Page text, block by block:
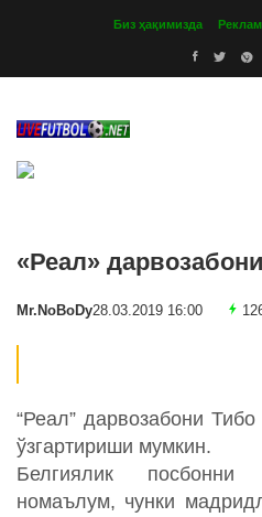
Биз ҳақимизда
«Реал»
Mr.NoBoDy28.03.2019 16:00
“Реал” дарвозабони
ўзгартириши мумкин.
Белгиялик посбонни
номаълум, чунки